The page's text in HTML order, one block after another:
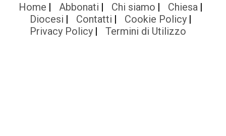
Home Abbonati Chi siamo
Chiesa
Diocesi
Contatti
Cookie Policy
Privacy Policy
Termini di Utilizzo